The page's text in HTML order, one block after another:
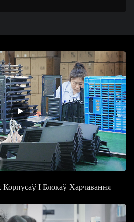
І Блокаў Харчавання